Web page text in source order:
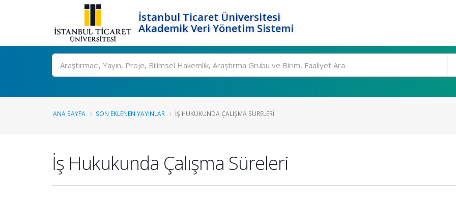
İstanbul Ticaret Üniversitesi
Akademik Veri Yönetim Sistemi
Ara
ANA SAYFA SON EKLENEN YAYINLAR İŞ HUKUKUNDA ÇALIŞMA SÜRELERI
İş Hukukunda Çalışma Süreleri